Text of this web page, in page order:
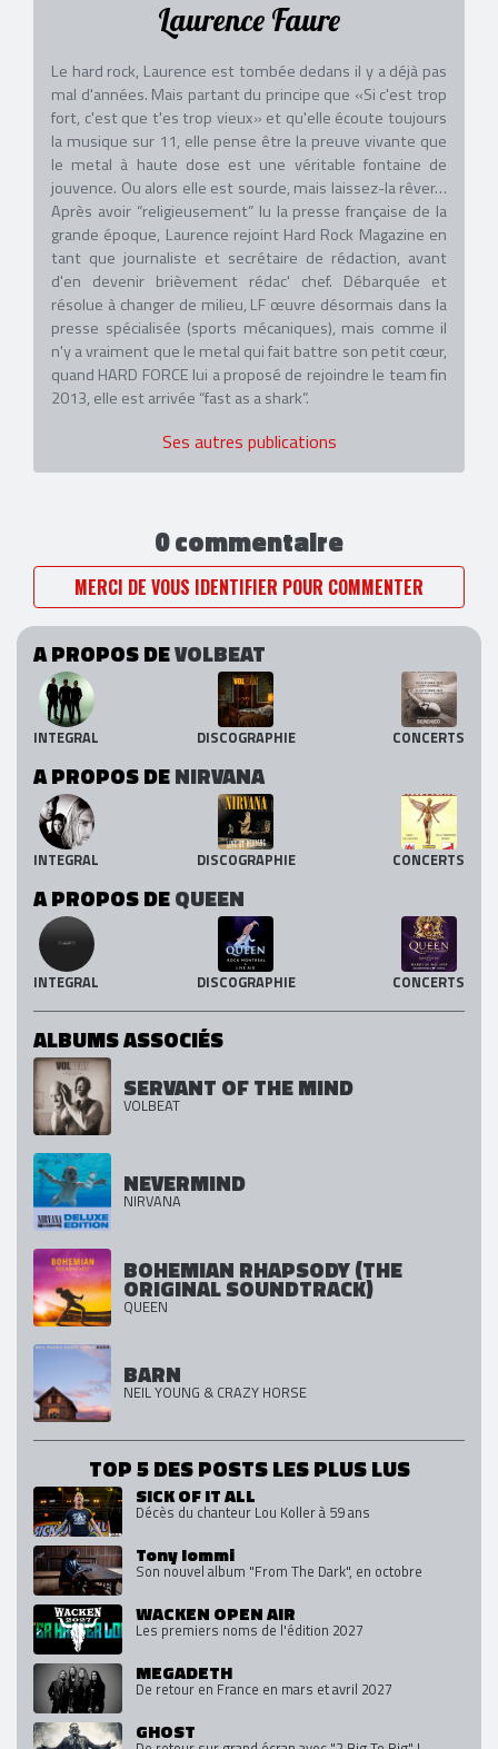
Laurence Faure
Le hard rock, Laurence est tombée dedans il y a déjà pas
mal d'années. Mais partant du principe que «Si c'est trop
fort, c'est que t'es trop vieux» et qu'elle écoute toujours
la musique sur 11, elle pense être la preuve vivante que
le metal à haute dose est une véritable fontaine de
jouvence. Ou alors elle est sourde, mais laissez-la rêver…
Après avoir “religieusement” lu la presse française de la
grande époque, Laurence rejoint Hard Rock Magazine en
tant que journaliste et secrétaire de rédaction, avant
d'en devenir brièvement rédac' chef. Débarquée et
résolue à changer de milieu, LF œuvre désormais dans la
presse spécialisée (sports mécaniques), mais comme il
n'y a vraiment que le metal qui fait battre son petit cœur,
quand HARD FORCE lui a proposé de rejoindre le team fin
2013, elle est arrivée “fast as a shark”.
Ses autres publications
0 commentaire
MERCI DE VOUS IDENTIFIER POUR COMMENTER
A PROPOS DEVOLBEAT
INTEGRAL DISCOGRAPHIE CONCERTS
A PROPOS DENIRVANA
INTEGRAL DISCOGRAPHIE CONCERTS
A PROPOS DEQUEEN
INTEGRAL DISCOGRAPHIE CONCERTS
ALBUMS ASSOCIÉS
SERVANT OF THE MIND
VOLBEAT
NEVERMIND
NIRVANA
BOHEMIAN RHAPSODY (THE
ORIGINAL SOUNDTRACK)
QUEEN
BARN
NEIL YOUNG & CRAZY HORSE
TOP 5 DES POSTS LES PLUS LUS
SICK OF IT ALL
Décès du chanteur Lou Koller à 59 ans
Tony Iommi
Son nouvel album "From The Dark", en octobre
WACKEN OPEN AIR
Les premiers noms de l'édition 2027
MEGADETH
De retour en France en mars et avril 2027
GHOST